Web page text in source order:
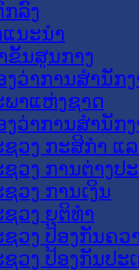
ລົງ
ນະນໍາ
ຂັ້ນສູນກາງ
ວ່າການສໍານັກ
າແຫ່ງຊາດ
ງວ່າການສຳນັກ
ຊວງ ກະສິກຳ ແ
ວງ ການຕ່າງປ
ວງ ການເງິນ
ວງ ຍຸຕິທໍາ
ຊວງ ປ້ອງກັນຄວ
ວງ ປ້ອງກັນປະ